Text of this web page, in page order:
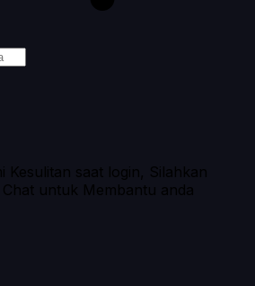
Kesulitan saat login, Silahkan
untuk Membantu anda